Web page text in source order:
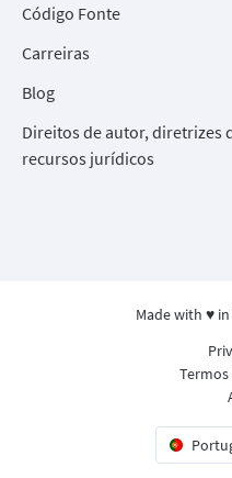
Código Fonte
Carreiras
Blog
Direitos de autor, diretrizes
recursos jurídicos
Made with ♥
Termos